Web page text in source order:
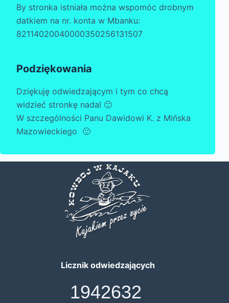
By stronka istniała można wspomóc drobnym
datkiem na nr. konta w Mbanku:
82114020040000350256131507
Podziękowania
Dziękuję odwiedzającym i tym co chcą
widzieć stronkę nadal 🙂
W szczególności Panu Dawidowi K. z Mińska
Mazowieckiego 🙂
Licznik odwiedzających
1942632